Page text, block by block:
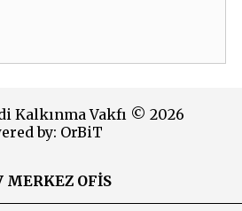
Kalkınma Vakfı © 2026
by: OrBiT
MERKEZ OFİS